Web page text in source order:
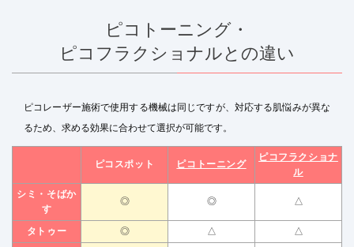
ピコトーニング・
ピコフラクショナルとの違い
ピコレーザー施術で使用する機械は同じですが、対応する肌悩みが異な
るため、求める効果に合わせて選択が可能です。
ピコスポット ピコトーニング
ピコフラクショナ
ル
シミ・そばか
す
◎ ◎ △
タトゥー ◎ △
△